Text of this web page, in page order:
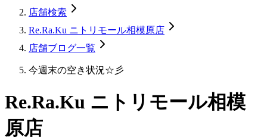
店舗検索
Re.Ra.Ku ニトリモール相模原店
店舗ブログ一覧
今週末の空き状況☆彡
Re.Ra.Ku ニトリモール相模
原店